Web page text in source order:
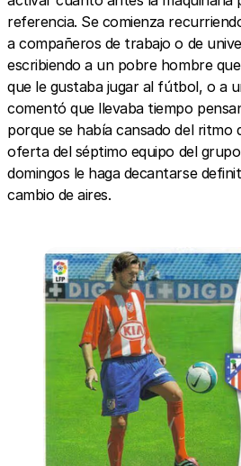
referencia. Se comienza
a compañeros de trabajo o de
escribiendo a un pobre hombre
que le gustaba jugar al fútbol, o a
comentó que llevaba tiempo
porque se había cansado del ritmo
oferta del séptimo equipo del
domingos le haga decantarse
cambio de aires.